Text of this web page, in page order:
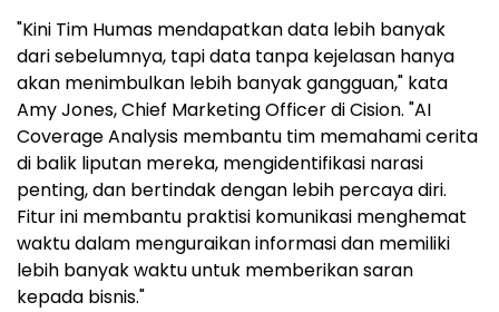
"Kini Tim Humas mendapatkan data lebih banyak
dari sebelumnya, tapi data tanpa kejelasan hanya
akan menimbulkan lebih banyak gangguan," kata
Amy Jones, Chief Marketing Officer di Cision. "AI
Coverage Analysis membantu tim memahami cerita
di balik liputan mereka, mengidentifikasi narasi
penting, dan bertindak dengan lebih percaya diri.
Fitur ini membantu praktisi komunikasi menghemat
waktu dalam menguraikan informasi dan memiliki
lebih banyak waktu untuk memberikan saran
kepada bisnis."